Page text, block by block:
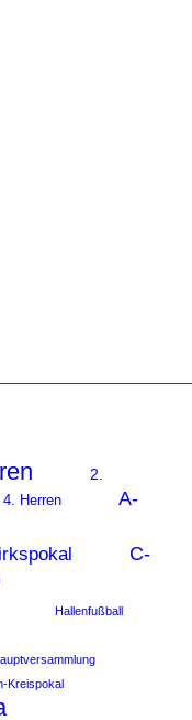
2.
4. Herren
A-
C-
Hallenfußball
Kreispokal